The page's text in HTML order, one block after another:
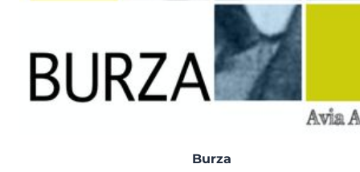
Burza